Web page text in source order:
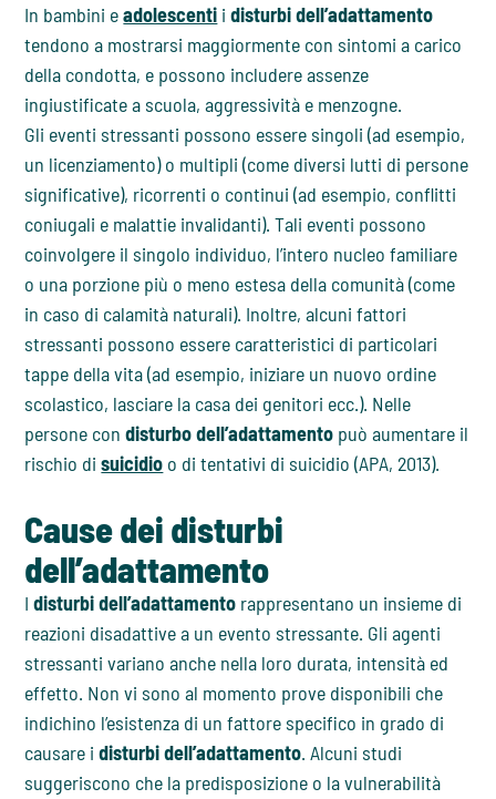
In bambini eadolescenti idisturbi dell’adattamento
tendono a mostrarsi maggiormente con sintomi a carico
della condotta, e possono includere assenze
ingiustificate a scuola, aggressività e menzogne.
Gli eventi stressanti possono essere singoli (ad esempio,
un licenziamento) o multipli (come diversi lutti di persone
significative), ricorrenti o continui (ad esempio, conflitti
coniugali e malattie invalidanti). Tali eventi possono
coinvolgere il singolo individuo, l’intero nucleo familiare
o una porzione più o meno estesa della comunità (come
in caso di calamità naturali). Inoltre, alcuni fattori
stressanti possono essere caratteristici di particolari
tappe della vita (ad esempio, iniziare un nuovo ordine
scolastico, lasciare la casa dei genitori ecc.). Nelle
persone condisturbo dell’adattamento può aumentare il
rischio disuicidio o di tentativi di suicidio (APA, 2013).
Cause dei disturbi
dell’adattamento
Idisturbi dell’adattamento rappresentano un insieme di
reazioni disadattive a un evento stressante. Gli agenti
stressanti variano anche nella loro durata, intensità ed
effetto. Non vi sono al momento prove disponibili che
indichino l’esistenza di un fattore specifico in grado di
causare idisturbi dell’adattamento. Alcuni studi
suggeriscono che la predisposizione o la vulnerabilità